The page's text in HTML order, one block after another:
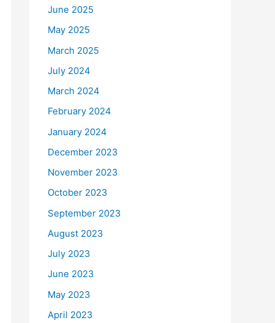
June 2025
May 2025
March 2025
July 2024
March 2024
February 2024
January 2024
December 2023
November 2023
October 2023
September 2023
August 2023
July 2023
June 2023
May 2023
April 2023